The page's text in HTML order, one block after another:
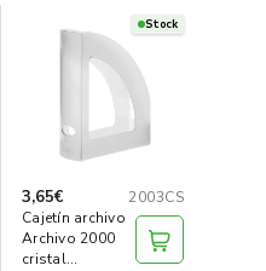
Stock
3,65€
2003CS
Cajetín archivo
Archivo 2000
cristal